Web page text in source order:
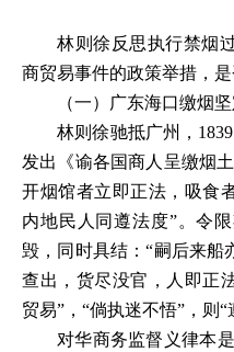
林则徐反思执行禁烟
商贸易事件的政策举措，是
（一）广东海口缴烟
林则徐驰抵广州，
发出《谕各国商人呈缴烟
开烟馆者立即正法，吸食
内地民人同遵法度”。令
毁，同时具结：“嗣后来船
查出，货尽没官，人即正
贸易”，“倘执迷不悟”，则“
对华商务监督义律本